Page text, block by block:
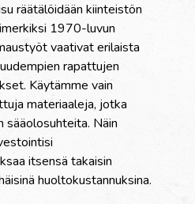
räätälöidään kiinteistön
1970-luvun
vaativat erilaista
rapattujen
Käytämme vain
materiaaleja, jotka
sääolosuhteita. Näin
itsensä takaisin
huoltokustannuksina.